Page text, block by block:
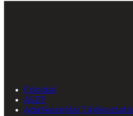
Főoldal
ÁSZF
Adatkezelési Tájékoztató